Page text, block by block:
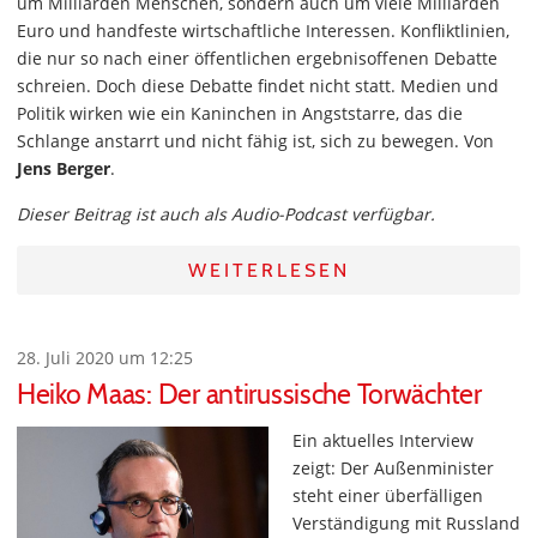
Euro und handfeste wirtschaftliche Interessen. Konfliktlinien,
die nur so nach einer öffentlichen ergebnisoffenen Debatte
schreien. Doch diese Debatte findet nicht statt. Medien und
Politik wirken wie ein Kaninchen in Angststarre, das die
Schlange anstarrt und nicht fähig ist, sich zu bewegen. Von
Jens Berger.
Dieser Beitrag ist auch als Audio-Podcast verfügbar.
WEITERLESEN
28. Juli 2020 um 12:25
Heiko Maas: Der antirussische Torwächter
Ein aktuelles Interview
zeigt: Der Außenminister
steht einer überfälligen
Verständigung mit Russland